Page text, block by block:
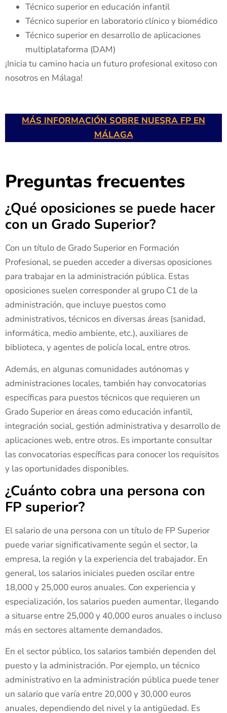
Técnico superior en educación infantil
Técnico superior en laboratorio clínico y biomédico
Técnico superior en desarrollo de aplicaciones
multiplataforma (DAM)
¡Inicia tu camino hacia un futuro profesional exitoso con
nosotros en Málaga!
MÁS INFORMACIÓN SOBRE NUESRA FP EN
MÁLAGA
Preguntas frecuentes
¿Qué oposiciones se puede hacer
con un Grado Superior?
Con un título de Grado Superior en Formación
Profesional, se pueden acceder a diversas oposiciones
para trabajar en la administración pública. Estas
oposiciones suelen corresponder al grupo C1 de la
administración, que incluye puestos como
administrativos, técnicos en diversas áreas (sanidad,
informática, medio ambiente, etc.), auxiliares de
biblioteca, y agentes de policía local, entre otros.
Además, en algunas comunidades autónomas y
administraciones locales, también hay convocatorias
específicas para puestos técnicos que requieren un
Grado Superior en áreas como educación infantil,
integración social, gestión administrativa y desarrollo de
aplicaciones web, entre otros. Es importante consultar
las convocatorias específicas para conocer los requisitos
y las oportunidades disponibles.
¿Cuánto cobra una persona con
FP superior?
El salario de una persona con un título de FP Superior
puede variar significativamente según el sector, la
empresa, la región y la experiencia del trabajador. En
general, los salarios iniciales pueden oscilar entre
18,000 y 25,000 euros anuales. Con experiencia y
especialización, los salarios pueden aumentar, llegando
a situarse entre 25,000 y 40,000 euros anuales o incluso
más en sectores altamente demandados.
En el sector público, los salarios también dependen del
puesto y la administración. Por ejemplo, un técnico
administrativo en la administración pública puede tener
un salario que varía entre 20,000 y 30,000 euros
anuales, dependiendo del nivel y la antigüedad. Es